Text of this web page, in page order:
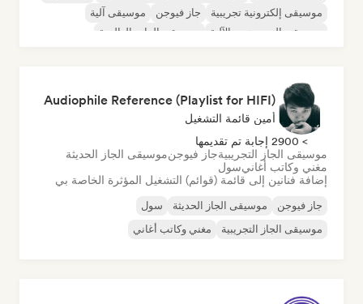
موسيقى إلكترونية تجريبية
جاز فيوجن
موسيقى آلية
موسيقى الهيب هوب الآلية
موسيقى الراب العالمية
Audiophile Reference (Playlist for HIFI)
أمين قائمة التشغيل
> 2900 إجابة تم تقديمها
موسيقى الجاز التجريبيةجاز فيوجنموسيقى الجاز الحديثة
مغني وكاتب أغانيسول
إضافة فنانين إلى قائمة (قوائم) التشغيل المؤثرة الخاصة بي
جاز فيوجن موسيقى الجاز الحديثة
سول
موسيقى الجاز التجريبية
مغني وكاتب أغاني